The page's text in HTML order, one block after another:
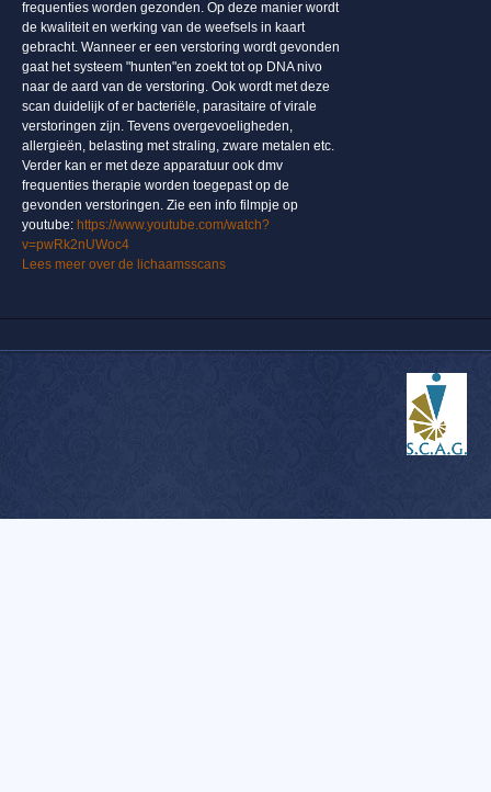
frequenties worden gezonden. Op deze manier wordt
de kwaliteit en werking van de weefsels in kaart
gebracht. Wanneer er een verstoring wordt gevonden
gaat het systeem "hunten"en zoekt tot op DNA nivo
naar de aard van de verstoring. Ook wordt met deze
scan duidelijk of er bacteriële, parasitaire of virale
verstoringen zijn. Tevens overgevoeligheden,
allergieën, belasting met straling, zware metalen etc.
Verder kan er met deze apparatuur ook dmv
frequenties therapie worden toegepast op de
gevonden verstoringen. Zie een info filmpje op
youtube: https://www.youtube.com/watch?
v=pwRk2nUWoc4
Lees meer over de lichaamsscans